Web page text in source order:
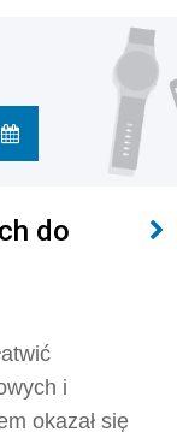
do
i
okazał się